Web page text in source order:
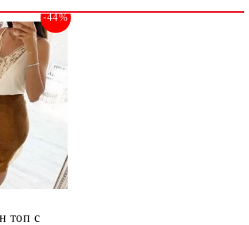
топ с
-44%